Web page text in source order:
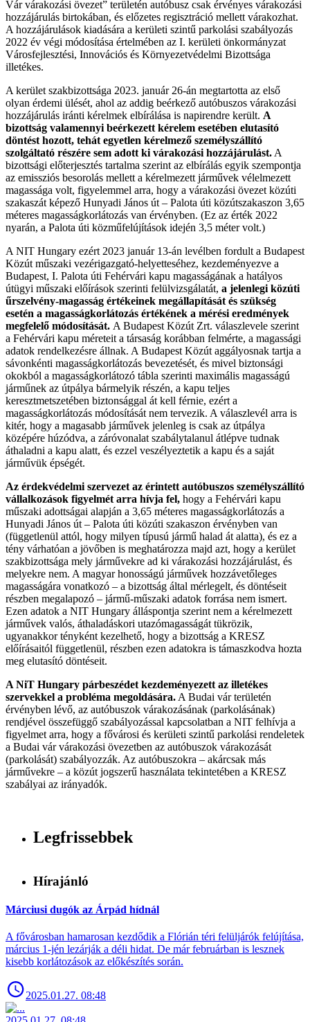
Vár várakozási övezet” területén autóbusz csak érvényes várakozási
hozzájárulás birtokában, és előzetes regisztráció mellett várakozhat.
A hozzájárulások kiadására a kerületi szintű parkolási szabályozás
2022 év végi módosítása értelmében az I. kerületi önkormányzat
Városfejlesztési, Innovációs és Környezetvédelmi Bizottsága
illetékes.
A kerület szakbizottsága 2023. január 26-án megtartotta az első
olyan érdemi ülését, ahol az addig beérkező autóbuszos várakozási
hozzájárulás iránti kérelmek elbírálása is napirendre került. A
bizottság valamennyi beérkezett kérelem esetében elutasító
döntést hozott, tehát egyetlen kérelmező személyszállító
szolgáltató részére sem adott ki várakozási hozzájárulást. A
bizottsági előterjesztés tartalma szerint az elbírálás egyik szempontja
az emissziós besorolás mellett a kérelmezett járművek vélelmezett
magassága volt, figyelemmel arra, hogy a várakozási övezet közúti
szakaszát képező Hunyadi János út – Palota úti közútszakaszon 3,65
méteres magasságkorlátozás van érvényben. (Ez az érték 2022
nyarán, a Palota úti közműfelújítások idején 3,5 méter volt.)
A NIT Hungary ezért 2023 január 13-án levélben fordult a Budapest
Közút műszaki vezérigazgató-helyetteséhez, kezdeményezve a
Budapest, I. Palota úti Fehérvári kapu magasságának a hatályos
útügyi műszaki előírások szerinti felülvizsgálatát, a jelenlegi közúti
űrszelvény-magasság értékeinek megállapítását és szükség
esetén a magasságkorlátozás értékének a mérési eredmények
megfelelő módosítását. A Budapest Közút Zrt. válaszlevele szerint
a Fehérvári kapu méreteit a társaság korábban felmérte, a magassági
adatok rendelkezésre állnak. A Budapest Közút aggályosnak tartja a
sávonkénti magasságkorlátozás bevezetését, és mivel biztonsági
okokból a magasságkorlátozó tábla szerinti maximális magasságú
járműnek az útpálya bármelyik részén, a kapu teljes
keresztmetszetében biztonsággal át kell férnie, ezért a
magasságkorlátozás módosítását nem tervezik. A válaszlevél arra is
kitér, hogy a magasabb járművek jelenleg is csak az útpálya
középére húzódva, a záróvonalat szabálytalanul átlépve tudnak
áthaladni a kapu alatt, és ezzel veszélyeztetik a kapu és a saját
járművük épségét.
Az érdekvédelmi szervezet az érintett autóbuszos személyszállító
vállalkozások figyelmét arra hívja fel, hogy a Fehérvári kapu
műszaki adottságai alapján a 3,65 méteres magasságkorlátozás a
Hunyadi János út – Palota úti közúti szakaszon érvényben van
(függetlenül attól, hogy milyen típusú jármű halad át alatta), és ez a
tény várhatóan a jövőben is meghatározza majd azt, hogy a kerület
szakbizottsága mely járművekre ad ki várakozási hozzájárulást, és
melyekre nem. A magyar honosságú járművek hozzávetőleges
magasságára vonatkozó – a bizottság által mérlegelt, és döntéseit
részben megalapozó – jármű-műszaki adatok forrása nem ismert.
Ezen adatok a NIT Hungary álláspontja szerint nem a kérelmezett
járművek valós, áthaladáskori utazómagasságát tükrözik,
ugyanakkor tényként kezelhető, hogy a bizottság a KRESZ
előírásaitól függetlenül, részben ezen adatokra is támaszkodva hozta
meg elutasító döntéseit.
A NiT Hungary párbeszédet kezdeményezett az illetékes
szervekkel a probléma megoldására. A Budai vár területén
érvényben lévő, az autóbuszok várakozásának (parkolásának)
rendjével összefüggő szabályozással kapcsolatban a NIT felhívja a
figyelmet arra, hogy a fővárosi és kerületi szintű parkolási rendeletek
a Budai vár várakozási övezetben az autóbuszok várakozását
(parkolását) szabályozzák. Az autóbuszokra – akárcsak más
járművekre – a közút jogszerű használata tekintetében a KRESZ
szabályai az irányadók.
Legfrissebbek
Hírajánló
Márciusi dugók az Árpád hídnál
A fővárosban hamarosan kezdődik a Flórián téri felüljárók felújítása,
március 1-jén lezárják a déli hidat. De már februárban is lesznek
kisebb korlátozások az előkészítés során.
2025.01.27. 08:48